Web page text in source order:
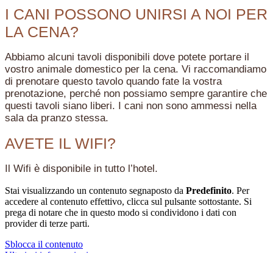
I CANI POSSONO UNIRSI A NOI PER
LA CENA?
Abbiamo alcuni tavoli disponibili dove potete portare il
vostro animale domestico per la cena. Vi raccomandiamo
di prenotare questo tavolo quando fate la vostra
prenotazione, perché non possiamo sempre garantire che
questi tavoli siano liberi. I cani non sono ammessi nella
sala da pranzo stessa.
AVETE IL WIFI?
Il Wifi è disponibile in tutto l’hotel.
Stai visualizzando un contenuto segnaposto da Predefinito. Per
accedere al contenuto effettivo, clicca sul pulsante sottostante. Si
prega di notare che in questo modo si condividono i dati con
provider di terze parti.
Sblocca il contenuto